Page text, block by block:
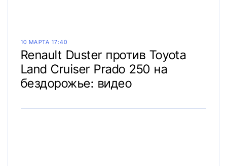
10 МАРТА 17:40
Renault Duster против Toyota
Land Cruiser Prado 250 на
бездорожье: видео